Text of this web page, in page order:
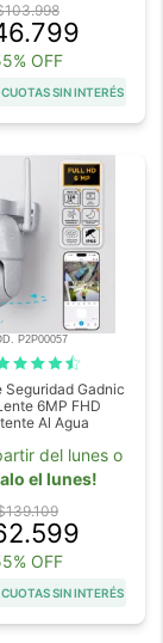
OFF
SIN INTERÉS
P2P00057
Seguridad Gadnic
6MP FHD
Al Agua
del lunes o
el lunes!
OFF
SIN INTERÉS